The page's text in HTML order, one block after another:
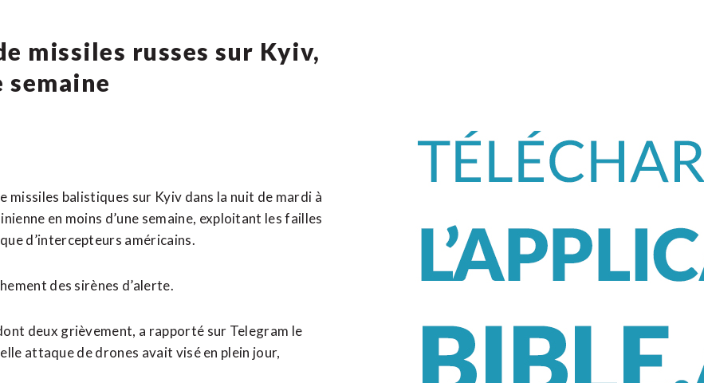
missiles russes sur Kyiv,
semaine
missiles balistiques sur Kyiv dans la nuit de mardi à
en moins d’une semaine, exploitant les failles
‌d’intercepteurs américains.
des sirènes d’alerte.
deux ‌grièvement, a rapporté sur Telegram le
attaque de drones avait visé en plein jour,